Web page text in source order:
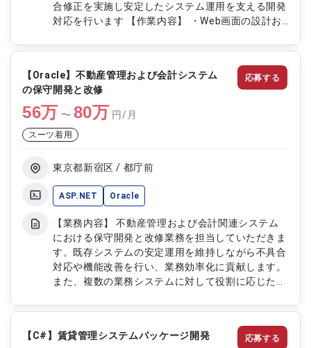
合修正を実施し安定したシステム運用を支える開発
対応を行います 【作業内容】 ・Web画面の設計お
・バッチ処理の改修および改善対応 ・システムテ
ストおよび動作確認 ・既存仕様の調査および解析
対応
【Oracle】不動産管理および会計システム
の保守開発と改修
56万 〜 80万 円/月
スーツ着用
東京都新宿区 / 都庁前
ASP.NET Oracle
【業務内容】 不動産管理および会計関連システム
における保守開発と改修業務を担当していただきま
す。既存システムの安定運用を維持しながら不具合
対応や機能改善を行い、業務効率化に貢献します。
また、複数の業務システムに対して役割に応じた対
開発にも携わっていただきます。 【作業内容】 ・
既存システムの保守開発 ・不具合調査および修正
・機能改修および改善対応 ・問い合わせ対応 ・設
応募する
【C#】賃貸管理システムパッケージ開発 応募する